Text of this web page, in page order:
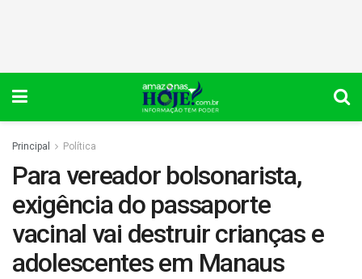
Principal Política
Para vereador bolsonarista,
exigência do passaporte
vacinal vai destruir crianças e
adolescentes em Manaus